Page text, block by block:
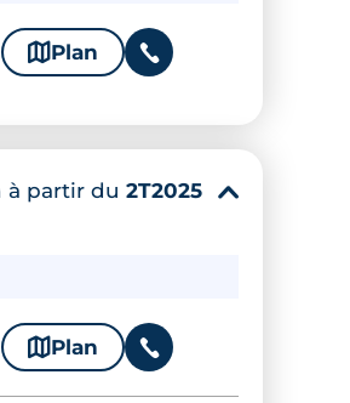
🗞 Plan 📞
à partir du 2T2025 ▾
🗞 Plan 📞